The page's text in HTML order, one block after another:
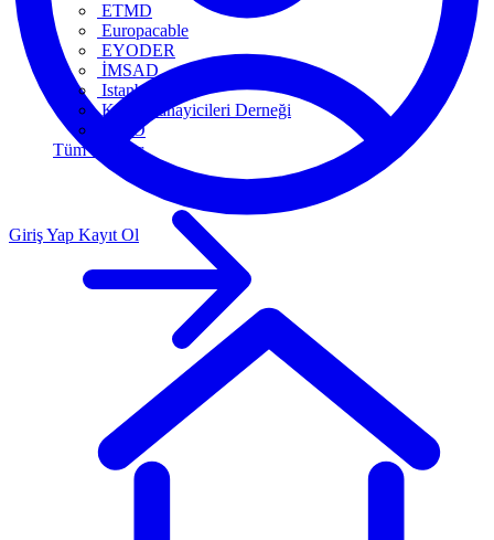
ETMD
Europacable
EYODER
İMSAD
Istanbul ETO
Kablo Sanayicileri Derneği
MMO
Tüm ortaklar
Giriş Yap Kayıt Ol